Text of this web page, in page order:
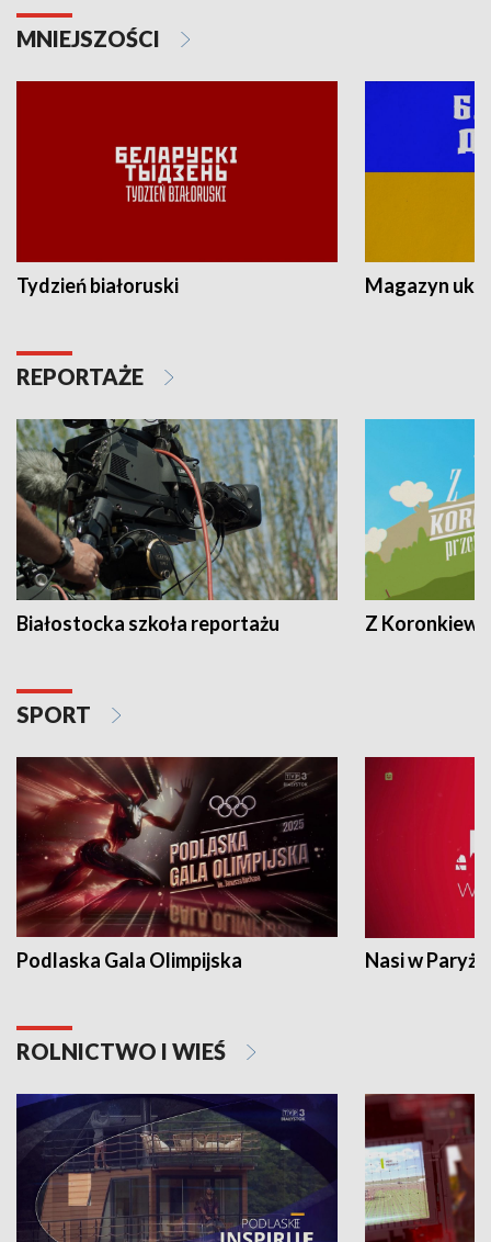
MNIEJSZOŚCI
Tydzień białoruski Magazyn
REPORTAŻE
Białostocka szkoła reportażu Z
SPORT
Podlaska Gala Olimpijska Nasi w Paryżu
ROLNICTWO I WIEŚ